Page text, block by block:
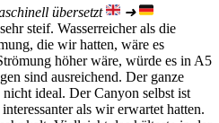
übersetzt
➜
steif. Wasserreicher als die
die wir hatten, wäre es
höher wäre, würde es in A5
sind ausreichend. Der ganze
ideal. Der Canyon selbst ist
als wir erwartet hatten.